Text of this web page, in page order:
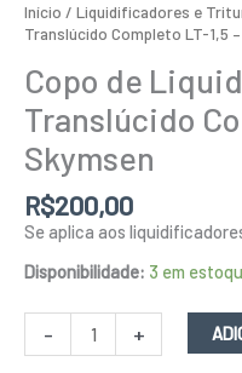
Início / Liquidificadores e
Translúcido Completo LT-1,5
Copo de
Translúcido
Skymsen
R$200,00
Se aplica aos
Disponibilidade: 3 em
- +